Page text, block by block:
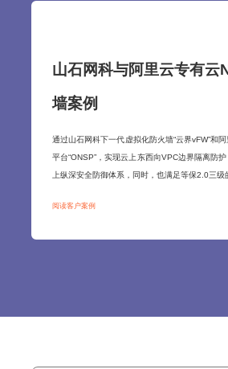
山石网科与阿里云专有云
墙案例
通过山石网科下一代虚拟化防火墙“云界vFW”和
平台“ONSP”，实现云上东西向VPC边界隔离防
上纵深安全防御体系，同时，也满足等保2.0三级
阅读客户案例